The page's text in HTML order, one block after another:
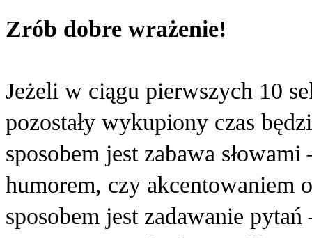
Zrób dobre wrażenie!
Jeżeli w ciągu pierwszych 10
pozostały wykupiony czas
sposobem jest zabawa
humorem, czy akcentowaniem
sposobem jest zadawanie